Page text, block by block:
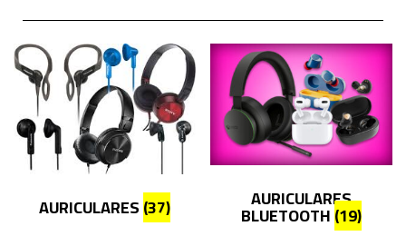
AURICULARES(37) AURICULARES
BLUETOOTH(19)